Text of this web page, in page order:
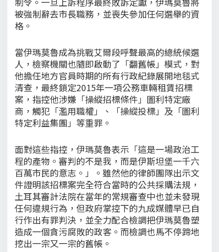
被強制辭去市長職務，並喪失參加任何選舉的資
格。
當伊瑪莫魯成為挑戰艾爾段呼聲最高的總統候選
人，檢察機關也隨即啟動了「翻舊帳」模式，對
他擔任地方官員時期的所有行政紀錄展開地毯式
清查，最終鎖定2015年一項公務車輛租賃招標
案，指控他涉嫌「操縱招標條件」圖利特定廠
商，觸犯「濫用職權」、「操縱投標」及「圖利
特定利益集團」等重罪。
面對這些指控，伊瑪莫魯表示「這是一場政治工
程的產物。審判的不是我，而是伊斯坦堡一千六
百萬市民的意志。」。雖然他的律師團隊出示文
件證明該招標案完全符合當時的公共採購法規，
土耳其審計法院在當年的常規審查中也並未發現
任何違規行為，但政府掌控下的九成媒體早已自
行作出有罪判決，並全力配合檢調把伊瑪莫魯塑
造成一個貪污腐敗的政客。而檢調也馬不停蹄地
挖出一宗又一宗的舊帳。